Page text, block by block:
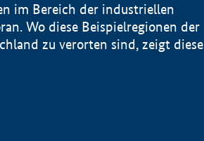
im Bereich der industriellen
Wo diese Beispielregionen der
zu verorten sind, zeigt diese